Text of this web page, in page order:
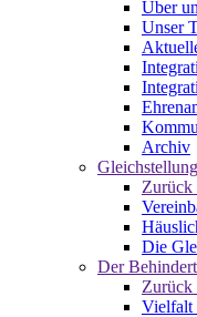
Über
Unser
Archiv
Gleichstellung
Zurück
Die
Der
Zurück
Vielfalt